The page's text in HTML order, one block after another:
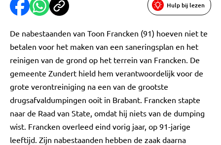
Hulp bij lezen
De nabestaanden van Toon Francken (91) hoeven niet te
betalen voor het maken van een saneringsplan en het
reinigen van de grond op het terrein van Francken. De
gemeente Zundert hield hem verantwoordelijk voor de
grote verontreiniging na een van de grootste
drugsafvaldumpingen ooit in Brabant. Francken stapte
naar de Raad van State, omdat hij niets van de dumping
wist. Francken overleed eind vorig jaar, op 91-jarige
leeftijd. Zijn nabestaanden hebben de zaak daarna